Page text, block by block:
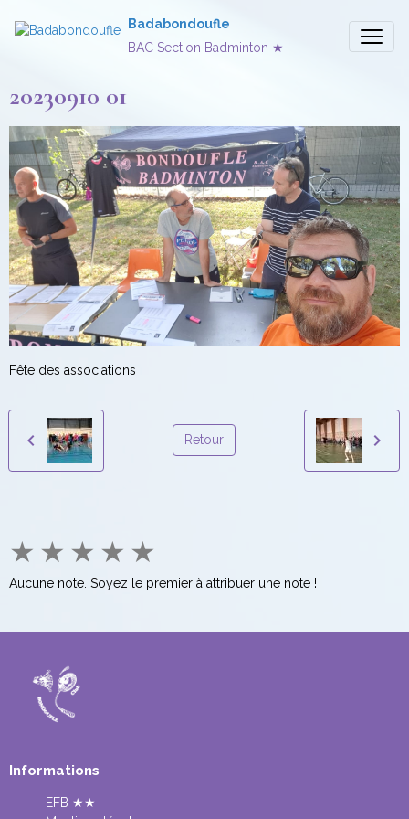
Badabondoufle
BAC Section Badminton ★
20230910 01
Fête des associations
Retour
★ ★ ★ ★ ★
Aucune note. Soyez le premier à attribuer une note !
Informations
EFB ★★